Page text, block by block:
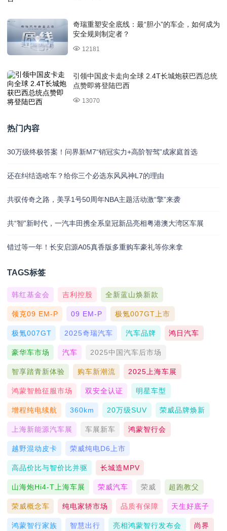
奇瑞重塑安全底线：最“胆小”的车企，如何成为
安全规则制定者？
12181
引领中国皮卡走向全球 2.4T长城炮获巴西总统
点赞即将登陆巴西
13070
热门内容
30万级终极答案！问界新M7“销冠实力+高阶智驾”成家庭首选
还在纠结选啥车？给你三个必选东风风神L7的理由
共驭传奇之路，美孚1号50周年NBA主题活动激“擎”来袭
共“智”新时代，一汽丰田携全系皇冠新品亮相粤港澳大湾区车展
错过等一年！长安启源A05真香版多重购车豪礼等你来拿
TAGS标签
韩红基金会 吉利控股 全新蓝山焕新款
领克09 EM-P 09 EM-P 极氪007GT上市
极氪007GT 2025奇瑞汽车 汽车品牌 鸿日汽车
豪华车市场 汽车 2025中国汽车后市场
智享踏青新体验 购车新潮流 2025上海车展
鸿蒙智舱征服市场 双安全认证 明星车型
增程纯电续航 360km 20万级SUV 荣威品牌焕新
上海新能源汽车展 车展新车 鸿蒙智行会
越野混动皮卡 荣威纯电D6上市
高品价比与智价比并驱 长城造MPV
山海炮Hi4-T上海车展 荣威汽车 荣威 超跑教父
荣威概念车 纯电家轿市场 品质有保障 天生好底子
鸿蒙智行家族 智慧出行 亮相鸿蒙智行发布会 尚界